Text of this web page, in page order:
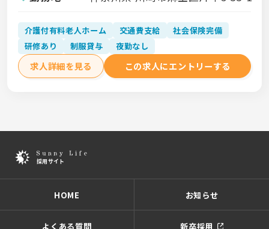
介護付有料老人ホーム 交通費支給
社会保険完備
研修あり
制服貸与 夜勤なし
求人詳細を見る この求人にエントリーする
HOME お知らせ
よくある質問 新卒採用